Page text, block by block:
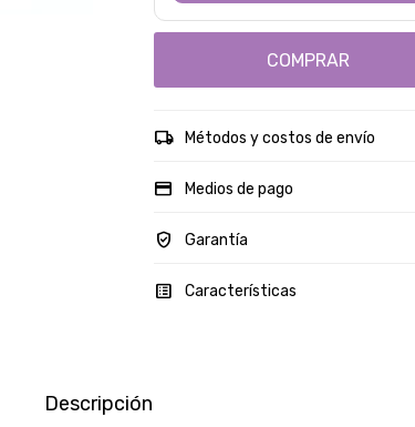
COMPRAR
Métodos y costos de envío
Medios de pago
Garantía
Características
Descripción